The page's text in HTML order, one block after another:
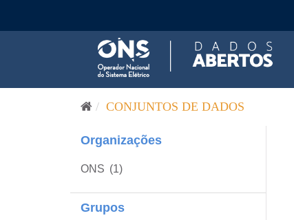
CONJUNTOS DE DADOS
Organizações
ONS (1)
Grupos